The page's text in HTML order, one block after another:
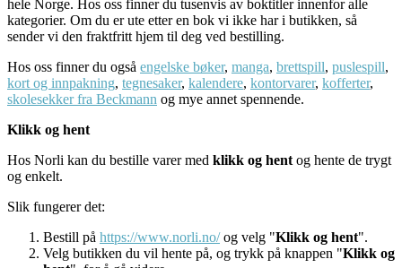
hele Norge. Hos oss finner du tusenvis av boktitler innenfor alle
kategorier. Om du er ute etter en bok vi ikke har i butikken, så
sender vi den fraktfritt hjem til deg ved bestilling.
Hos oss finner du også engelske bøker, manga, brettspill, puslespill,
kort og innpakning, tegnesaker, kalendere, kontorvarer, kofferter,
skolesekker fra Beckmann og mye annet spennende.
Klikk og hent
Hos Norli kan du bestille varer med klikk og hent og hente de trygt
og enkelt.
Slik fungerer det:
Bestill på https://www.norli.no/og velg "Klikk og hent".
Velg butikken du vil hente på, og trykk på knappen "Klikk og